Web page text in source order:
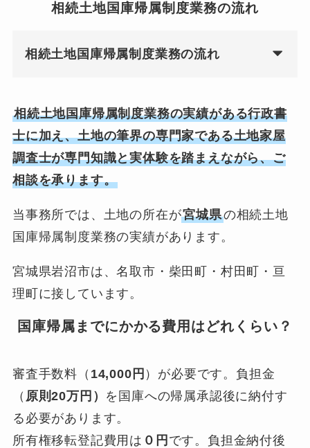
相続土地国庫帰属制度業務の流れ
相続土地国庫帰属制度業務の流れ
相続土地国庫帰属制度業務の実績がある行政書
士に加え、土地の筆界の専門家である土地家屋
調査士が専門知識と実体験を踏まえながら、ご
相談を承ります。
当事務所では、土地の所在が宮城県の相続土地
国庫帰属制度業務の実績があります。
宮城県岩沼市は、名取市・柴田町・村田町・亘
理町に接しています。
国庫帰属までにかかる費用はどれくらい？
審査手数料（ 14,000円 ）が必要です。負担金
（ 原則20万円） を国庫への帰属承認後に納付す
る必要があります。
所有権移転登記費用は ０円 です。負担金納付後